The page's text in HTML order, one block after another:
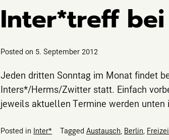
Inter*treff bei
Posted on 5. September 2012
Jeden dritten Sonntag im Monat findet
Inters*/Herms/Zwitter statt. Einfach
jeweils aktuellen Termine werden
Posted in Inter* Tagged Austausch Berlin